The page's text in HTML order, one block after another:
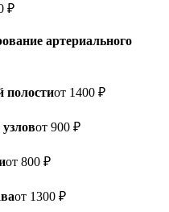
₽
артериального
от 1400 ₽
от 900 ₽
от 800 ₽
от 1300 ₽